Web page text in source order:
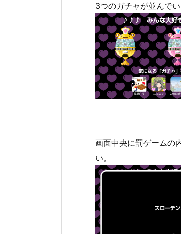
3つのガチャが並んで
画面中央に罰ゲームの
い。